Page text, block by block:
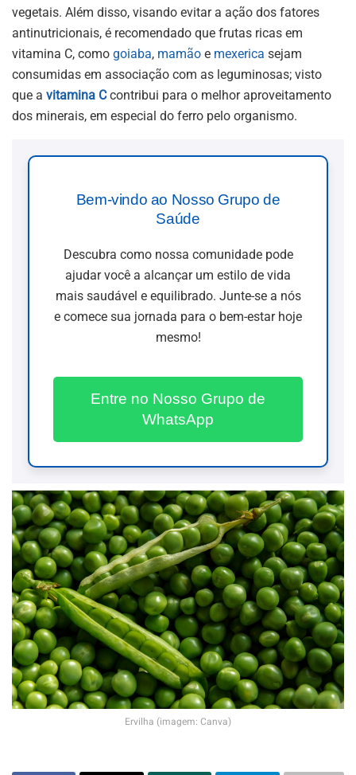
vegetais. Além disso, visando evitar a ação dos fatores
antinutricionais, é recomendado que frutas ricas em
vitamina C, como goiaba, mamão e mexerica sejam
consumidas em associação com as leguminosas; visto
que a vitamina Ccontribui para o melhor aproveitamento
dos minerais, em especial do ferro pelo organismo.
Bem-vindo ao Nosso Grupo de
Saúde
Descubra como nossa comunidade pode
ajudar você a alcançar um estilo de vida
mais saudável e equilibrado. Junte-se a nós
e comece sua jornada para o bem-estar hoje
mesmo!
Entre no Nosso Grupo de
WhatsApp
Ervilha (imagem: Canva)